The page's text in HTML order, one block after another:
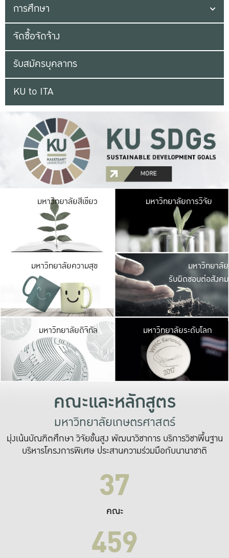
การศึกษา
จัดซื้อจัดจ้าง
รับสมัครบุคลากร
KU to ITA
มหาวิทยาลัยสีเขียว มหาวิ
มีพื้นที่เขียวสดใส
เป็นป่าในเมือง เกษต
มหาวิทยาลัยการวิจัย
มหาวิทยาลัยความสุข มหาวิ
ค
เปิดประ
และพบเรื่องราวใ
มหาวิทยาลัย
รับผิดชอบต่อสังคม
มหาวิทยาลัยดิจิทัล มหาวิ
เปลี่ยนแปลง แล
เพื่อทำง
ระบบสารสนเทศ
มหาวิทยาลัยระดับโลก
คณะและหลักสูตร
มหาวิทยาลัยเกษตรศาสตร์
มุ่งเน้นบัณฑิตศึกษา วิจัยขั้นสูง พัฒนาวิชาการ บริการวิชาพื้นฐาน
บริหารโครงการพิเศษ ประสานความร่วมมือกับนานาชาติ
37
คณะ
459